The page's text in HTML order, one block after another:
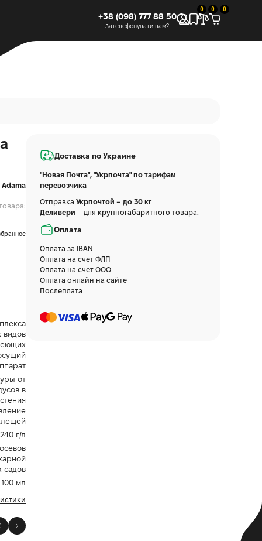
+38 (098) 777 88 50
Зателефонувати вам?
0 0 0
Adama
видов
от
в
г/л
садов
100 мл
Доставка по Украине
"Новая Почта", "Укрпочта" по тарифам
перевозчика
Отправка Укрпочтой – до 30 кг
Деливери – для крупногабаритного товара.
Оплата
Оплата за IBAN
Оплата на счет ФЛП
Оплата на счет ООО
Оплата онлайн на сайте
Послеплата